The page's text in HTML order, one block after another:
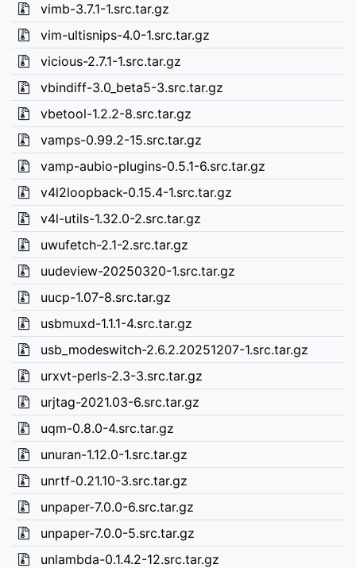
vimb-3.7.1-1.src.tar.gz
vim-ultisnips-4.0-1.src.tar.gz
vicious-2.7.1-1.src.tar.gz
vbindiff-3.0_beta5-3.src.tar.gz
vbetool-1.2.2-8.src.tar.gz
vamps-0.99.2-15.src.tar.gz
vamp-aubio-plugins-0.5.1-6.src.tar.gz
v4l2loopback-0.15.4-1.src.tar.gz
v4l-utils-1.32.0-2.src.tar.gz
uwufetch-2.1-2.src.tar.gz
uudeview-20250320-1.src.tar.gz
uucp-1.07-8.src.tar.gz
usbmuxd-1.1.1-4.src.tar.gz
usb_modeswitch-2.6.2.20251207-1.src.tar.gz
urxvt-perls-2.3-3.src.tar.gz
urjtag-2021.03-6.src.tar.gz
uqm-0.8.0-4.src.tar.gz
unuran-1.12.0-1.src.tar.gz
unrtf-0.21.10-3.src.tar.gz
unpaper-7.0.0-6.src.tar.gz
unpaper-7.0.0-5.src.tar.gz
unlambda-0.1.4.2-12.src.tar.gz